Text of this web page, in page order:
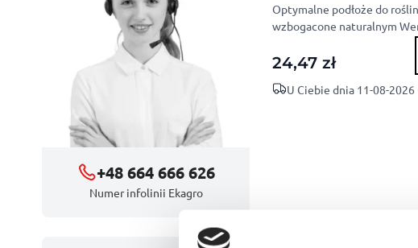
+48 664 666 626
Numer infolinii Ekagro
Optymalne podłoże do
wzbogacone naturalnym
24,47 zł
U Ciebie dnia 11-08-2026